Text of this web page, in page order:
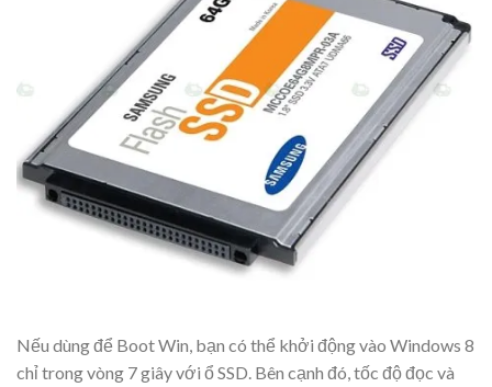
Nếu dùng để Boot Win, bạn có thể khởi động vào Windows 8
chỉ trong vòng 7 giây với ổ SSD. Bên cạnh đó, tốc độ đọc và